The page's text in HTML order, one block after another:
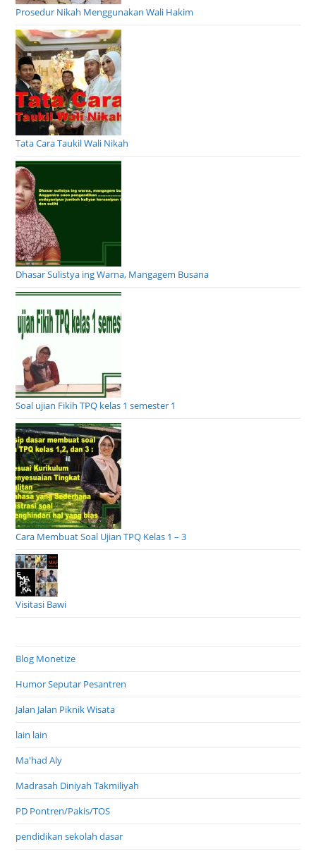
Prosedur Nikah Menggunakan Wali Hakim
Tata Cara Taukil Wali Nikah
Dhasar Sulistya ing Warna, Mangagem Busana
Soal ujian Fikih TPQ kelas 1 semester 1
Cara Membuat Soal Ujian TPQ Kelas 1 – 3
Visitasi Bawi
Blog Monetize
Humor Seputar Pesantren
Jalan Jalan Piknik Wisata
lain lain
Ma'had Aly
Madrasah Diniyah Takmiliyah
PD Pontren/Pakis/TOS
pendidikan sekolah dasar